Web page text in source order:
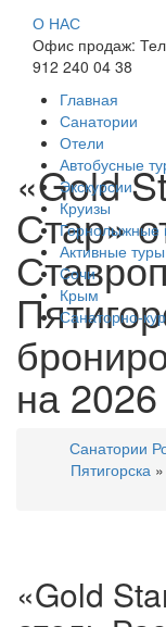
О НАС
Офис продаж:
912 240 04 38
Главная
Санатории
Отели
Автобусные
Экскурсии
Круизы
Горнолыжные
Активные туры
Сочи
Крым
Санаторно-
«Gold
Стар»
на 2026
Санатории
Пятигорска»
«Gold